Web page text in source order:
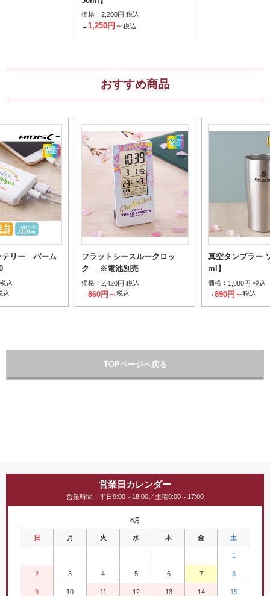
価格： 2,200円 税込
→ 1,250円～税込
おすすめ商品
テリー パーム
込
込
フラットシースルークロッ
ク ※電池別売
価格： 2,420円 税込
→860円～税込
真空タンブラー
ml】
価格： 1,080円 税込
→890円～税込
TOPページへ戻る
営業日カレンダー
営業時間：平日9:00～18:00／土曜9:00～17:00
8月
日 月 火 水 木 金 土
1
2 3 4 5 6 7 8
9 10 11 12 13 14 15